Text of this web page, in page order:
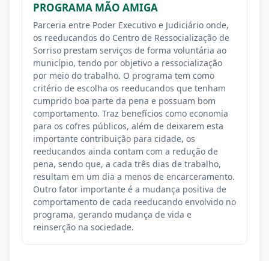
PROGRAMA MÃO AMIGA
Parceria entre Poder Executivo e Judiciário onde,
os reeducandos do Centro de Ressocialização de
Sorriso prestam serviços de forma voluntária ao
município, tendo por objetivo a ressocialização
por meio do trabalho. O programa tem como
critério de escolha os reeducandos que tenham
cumprido boa parte da pena e possuam bom
comportamento. Traz benefícios como economia
para os cofres públicos, além de deixarem esta
importante contribuição para cidade, os
reeducandos ainda contam com a redução de
pena, sendo que, a cada três dias de trabalho,
resultam em um dia a menos de encarceramento.
Outro fator importante é a mudança positiva de
comportamento de cada reeducando envolvido no
programa, gerando mudança de vida e
reinserção na sociedade.